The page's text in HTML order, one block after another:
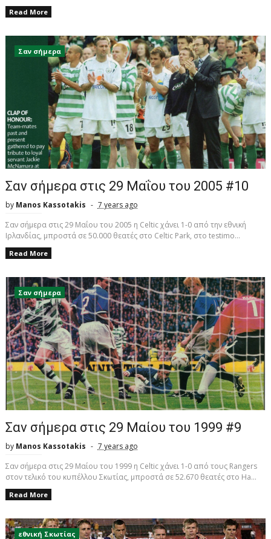
Read More
Σαν σήμερα
Σαν σήμερα στις 29 Μαΐου του 2005 #10
by Manos Kassotakis
7 years ago
Σαν σήμερα στις 29 Μαΐου του 2005 η Celtic χάνει 1-0 από την εθνική
Ιρλανδίας, μπροστά σε 50.000 θεατές στο Celtic Park, στο testimo...
Read More
Σαν σήμερα
Σαν σήμερα στις 29 Μαίου του 1999 #9
by Manos Kassotakis
7 years ago
Σαν σήμερα στις 29 Μαίου του 1999 η Celtic χάνει 1-0 από τους Rangers
στον τελικό του κυπέλλου Σκωτίας, μπροστά σε 52.670 θεατές στο Ha...
Read More
εθνική Σκωτίας